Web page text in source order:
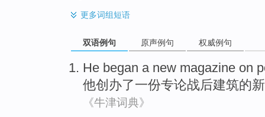
更多词组短语
双语例句 原声例句 权威例句
He began a new magazine on
他创办了一份专论战后建筑的新
《牛津词典》